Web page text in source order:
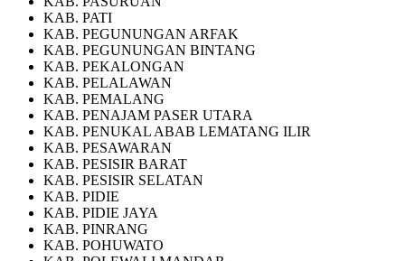
KAB. PATI
KAB. PEGUNUNGAN ARFAK
KAB. PEGUNUNGAN BINTANG
KAB. PEKALONGAN
KAB. PELALAWAN
KAB. PEMALANG
KAB. PENAJAM PASER UTARA
KAB. PENUKAL ABAB LEMATANG ILIR
KAB. PESAWARAN
KAB. PESISIR BARAT
KAB. PESISIR SELATAN
KAB. PIDIE
KAB. PIDIE JAYA
KAB. PINRANG
KAB. POHUWATO